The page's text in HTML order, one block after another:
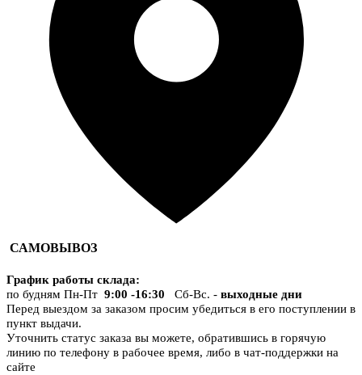
САМОВЫВОЗ
График работы склада:
по будням Пн-Пт 9:00 -16:30 Сб-Вс. - выходные дни
Перед выездом за заказом просим убедиться в его поступлении в
пункт выдачи.
Уточнить статус заказа вы можете, обратившись в горячую
линию по телефону в рабочее время, либо в чат-поддержки на
сайте